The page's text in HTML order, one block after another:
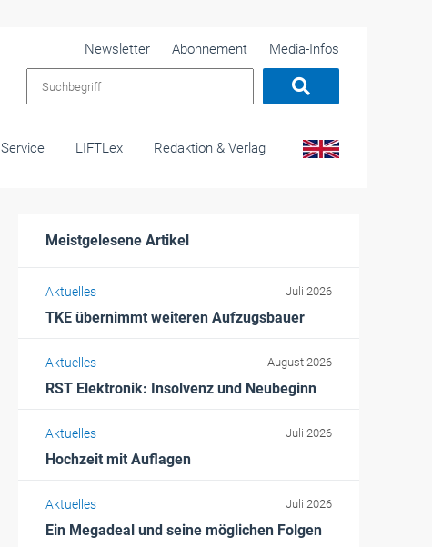
Newsletter Abonnement Media-Infos
Service LIFTLex Redaktion & Verlag
Meistgelesene Artikel
Aktuelles Juli 2026
TKE übernimmt weiteren Aufzugsbauer
Aktuelles August 2026
RST Elektronik: Insolvenz und Neubeginn
Aktuelles Juli 2026
Hochzeit mit Auflagen
Aktuelles Juli 2026
Ein Megadeal und seine möglichen Folgen